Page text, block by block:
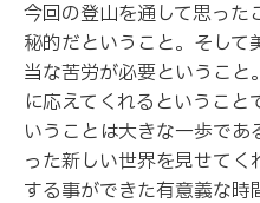
今回の登山を通して思った
秘的だということ。そして
当な苦労が必要ということ
に応えてくれるということ
いうことは大きな一歩であ
った新しい世界を見せて
する事ができた有意義な時